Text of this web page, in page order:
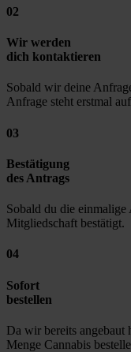
02
Wir werden
dich kontaktieren
Sobald wir deine
Anfrage steht erstmal
03
Bestätigung
des Antrags
Sobald du die
Mitgliedschaft bestätigt.
04
Sofort
bestellen
Da wir bereits angebaut
Menge Cannabis